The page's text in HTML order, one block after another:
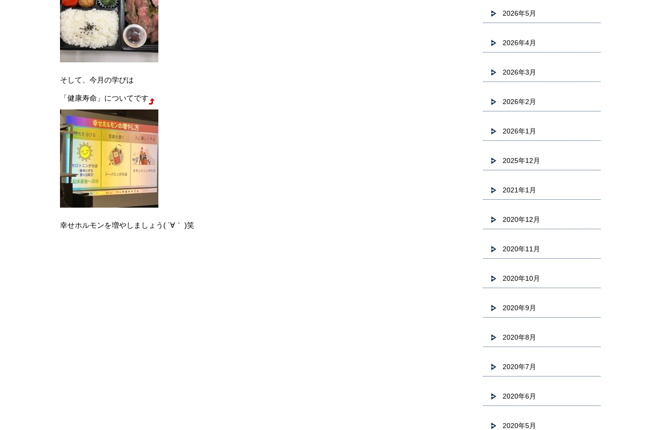
そして、今月の学びは
「健康寿命」についてです
幸せホルモンを増やしましょう( ´∀｀ )笑
2026年5月
2026年4月
2026年3月
2026年2月
2026年1月
2025年12月
2021年1月
2020年12月
2020年11月
2020年10月
2020年9月
2020年8月
2020年7月
2020年6月
2020年5月